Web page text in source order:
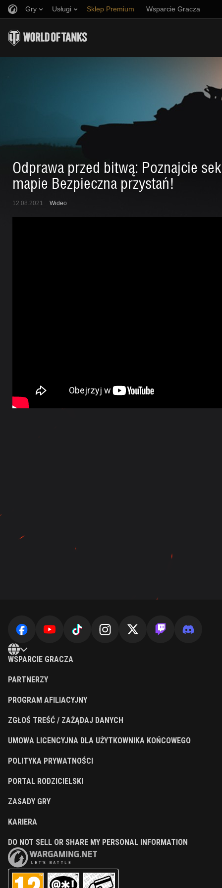
Gry Usługi Sklep Premium Wsparcie Gracza
Muzyka
Zasady fair play
Wargaming.net Game Center
Zwerbuj znajomego
Discord
Odprawa przed bitwą: Poznajcie
mapie Bezpieczna przystań!
12.08.2021 Wideo
WSPARCIE GRACZA
PARTNERZY
PROGRAM AFILIACYJNY
ZGŁOŚ TREŚĆ / ZAŻĄDAJ DANYCH
UMOWA LICENCYJNA DLA UŻYTKOWNIKA KOŃCOWEGO
POLITYKA PRYWATNOŚCI
PORTAL RODZICIELSKI
ZASADY GRY
KARIERA
DO NOT SELL OR SHARE MY PERSONAL INFORMATION